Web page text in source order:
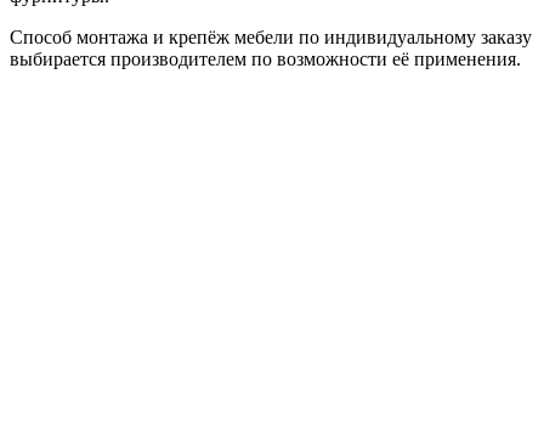
Способ монтажа и крепёж мебели по индивидуальному заказу
выбирается производителем по возможности её применения.